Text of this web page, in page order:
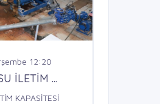
12:20
İLETİM ...
KAPASİTESİ